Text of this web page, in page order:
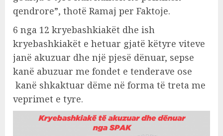
qendrore”, thotë Ramaj per Faktoje.
6 nga 12 kryebashkiakët dhe ish
kryebashkiakët e hetuar gjatë këtyre viteve
janë akuzuar dhe një pjesë dënuar, sepse
kanë abuzuar me fondet e tenderave ose
kanë shkaktuar dëme në forma të treta me
veprimet e tyre.